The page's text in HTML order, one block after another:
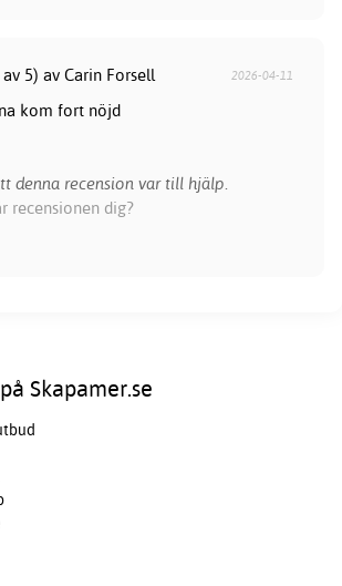
5) av Carin Forsell 2026-04-11
kom fort nöjd
denna recension var till hjälp.
recensionen dig?
Skapamer.se